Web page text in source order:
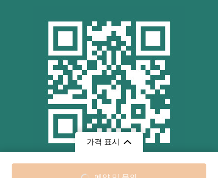
가격 표시